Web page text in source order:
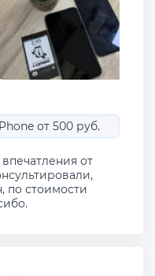
от 500 руб.
от
по стоимости